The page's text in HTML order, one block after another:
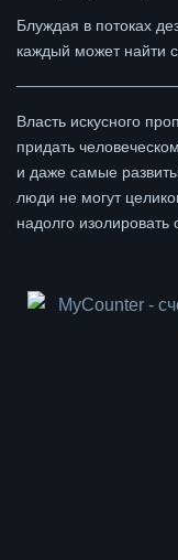
Блуждая в потоках
каждый может найти
Власть искусного
придать
и даже самые
люди не могут
надолго изолировать